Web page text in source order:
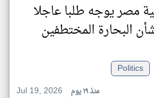
مصر يوجه طلبا عاجلا
البحارة المختطفين
Politics
Jul 19, 2026
منذ ١٩ يوم